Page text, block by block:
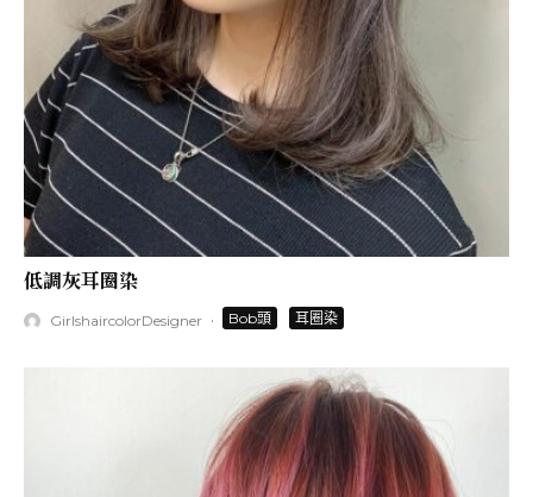
低調灰耳圈染
GirlshaircolorDesigner · Bob頭 耳圈染